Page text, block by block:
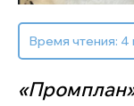
Время чтения: 4